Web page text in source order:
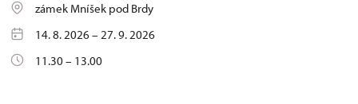
zámek Mníšek pod Brdy
14. 8. 2026 – 27. 9. 2026
11.30 – 13.00